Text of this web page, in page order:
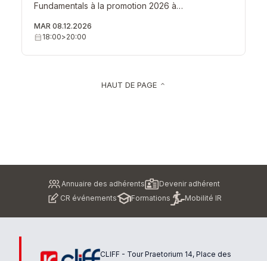
Fundamentals à la promotion 2026 à…
MAR 08.12.2026
calendar_month 18:00>20:00
HAUT DE PAGE keyboard_arrow_up
Annuaire des adhérents
Devenir adhérent
CR événements
Formations Mobilité IR
CLIFF - Tour Praetorium 14, Place des